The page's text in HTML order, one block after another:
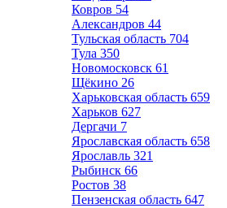
Ковров 54
Александров 44
Тульская область 704
Тула 350
Новомосковск 61
Щёкино 26
Харьковская область 659
Харьков 627
Дергачи 7
Ярославская область 658
Ярославль 321
Рыбинск 66
Ростов 38
Пензенская область 647